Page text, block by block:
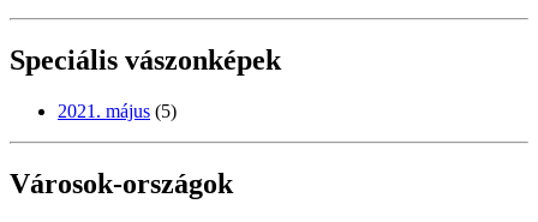
Speciális vászonképek
2021. május (5)
Városok-országok